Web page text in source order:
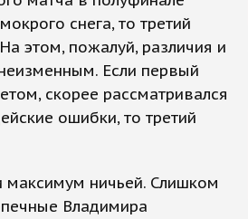
снега, то третий
этом, пожалуй, различия и
Если первый
скорее рассматривался
ошибки, то третий
максимум ничьей. Слишком
Владимира